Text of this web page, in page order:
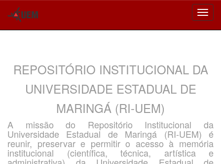
REPOSITÓRIO INSTITUCIONAL DA
UNIVERSIDADE ESTADUAL DE
MARINGÁ (RI-UEM)
A missão do Repositório Institucional da
Universidade Estadual de Maringá (RI-UEM) é
reunir, preservar e permitir o acesso à memória
institucional (científica, técnica, artística e